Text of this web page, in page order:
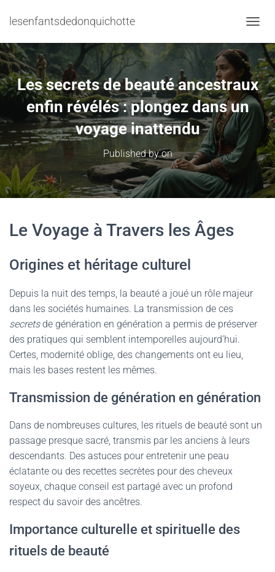
lesenfantsdedonquichotte
Les secrets de beauté ancestraux
enfin révélés : plongez dans un
voyage inattendu
Published byon
Le Voyage à Travers les Âges
Origines et héritage culturel
Depuis la nuit des temps, la beauté a joué un rôle majeur
dans les sociétés humaines. La transmission de ces
secretsde génération en génération a permis de préserver
des pratiques qui semblent intemporelles aujourd’hui.
Certes, modernité oblige, des changements ont eu lieu,
mais les bases restent les mêmes.
Transmission de génération en génération
Dans de nombreuses cultures, les rituels de beauté sont un
passage presque sacré, transmis par les anciens à leurs
descendants. Des astuces pour entretenir une peau
éclatante ou des recettes secrètes pour des cheveux
soyeux, chaque conseil est partagé avec un profond
respect du savoir des ancêtres.
Importance culturelle et spirituelle des
rituels de beauté